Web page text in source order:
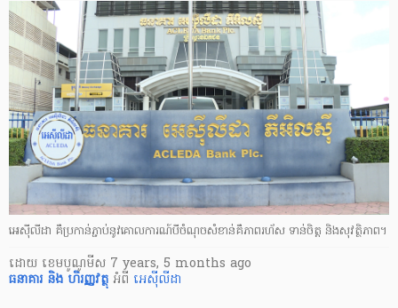
អេស៊ីលីដា គឺប្រកាន់ភ្ជាប់នូវគោលការណ៍បីចំណុចសំខាន់គឺភាពរហ័ស ទាន់ចិត្ត និងសុវត្ថិភាព។
ដោយ ​ ខេមបូណូមីស 7 years, 5 months ago
ធនាគារ និង ហិរញ្ញវត្ថុ អំពី អេស៊ីលីដា